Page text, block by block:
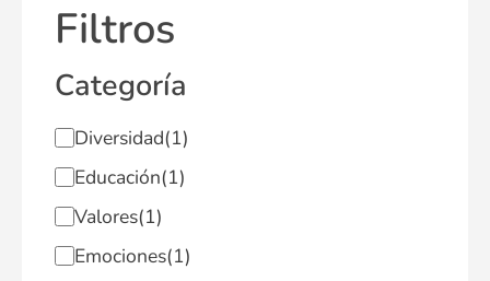
Filtros
Categoría
Diversidad(1)
Educación(1)
Valores(1)
Emociones(1)